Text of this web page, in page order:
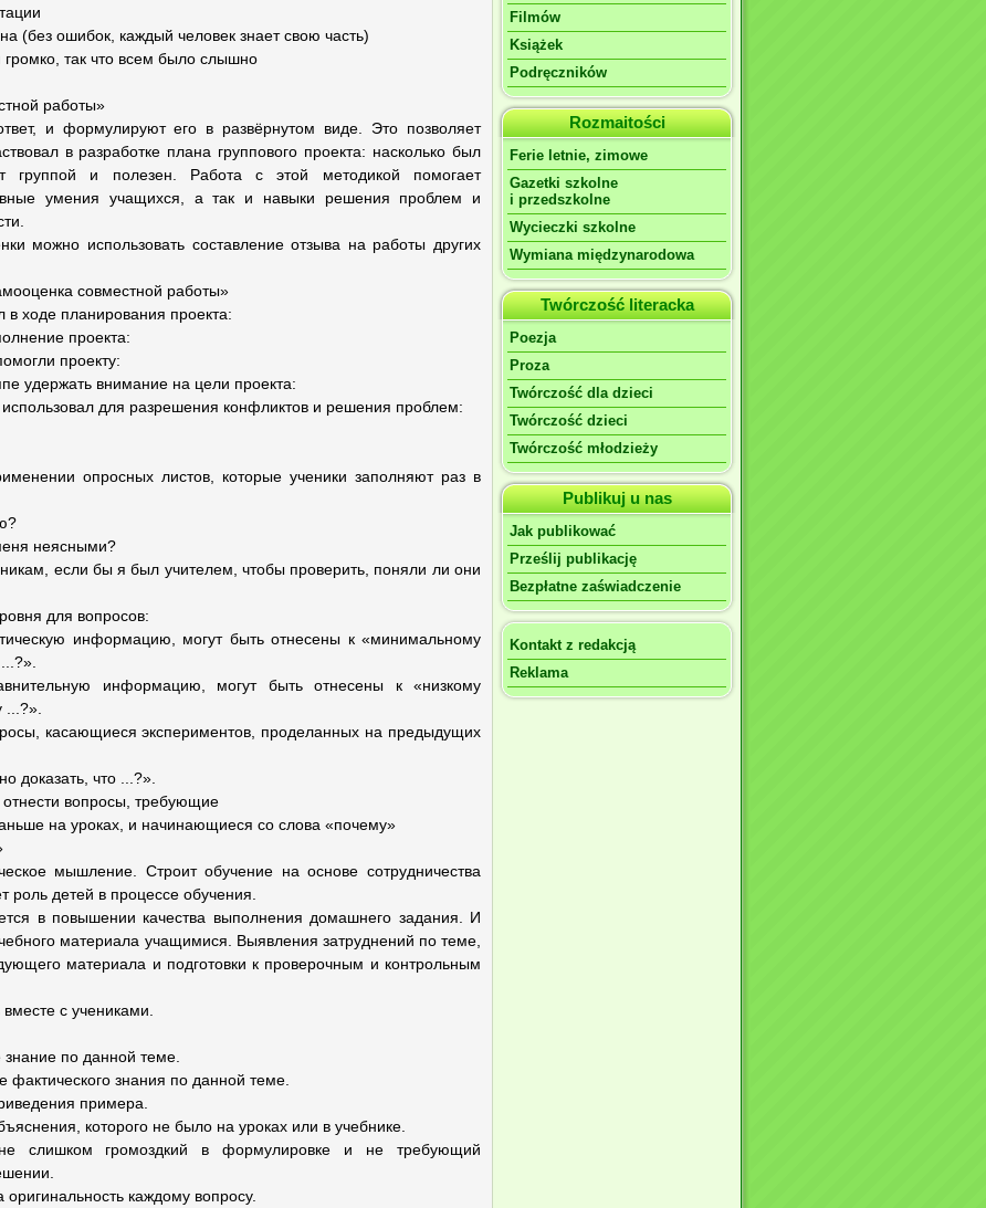
(без ошибок, каждый человек знает свою часть)
так что всем было слышно
работы»
и формулируют его в развёрнутом виде. Это позволяет
в разработке плана группового проекта: насколько был
группой и полезен. Работа с этой методикой помогает
умения учащихся, а так и навыки решения проблем и
можно использовать составление отзыва на работы других
совместной работы»
в ходе планирования проекта:
проекта:
проекту:
удержать внимание на цели проекта:
для разрешения конфликтов и решения проблем:
опросных листов, которые ученики заполняют раз в
неясными?
если бы я был учителем, чтобы проверить, поняли ли они
для вопросов:
информацию, могут быть отнесены к «минимальному
информацию, могут быть отнесены к «низкому
...?».
касающиеся экспериментов, проделанных на предыдущих
доказать, что ...?».
вопросы, требующие
на уроках, и начинающиеся со слова «почему»
мышление. Cтроит обучение на основе сотрудничества
роль детей в процессе обучения.
в повышении качества выполнения домашнего задания. И
материала учащимися. Выявления затруднений по теме,
материала и подготовки к проверочным и контрольным
с учениками.
знание по данной теме.
знания по данной теме.
примера.
которого не было на уроках или в учебнике.
слишком громоздкий в формулировке и не требующий
каждому вопросу.
Filmów
Książek
Podręczników
Rozmaitości
Ferie letnie, zimowe
Gazetki szkolne
i przedszkolne
Wycieczki szkolne
Wymiana międzynarodowa
Twórczość literacka
Poezja
Proza
Twórczość dla dzieci
Twórczość dzieci
Twórczość młodzieży
Publikuj u nas
Jak publikować
Prześlij publikację
Bezpłatne zaświadczenie
Kontakt z redakcją
Reklama